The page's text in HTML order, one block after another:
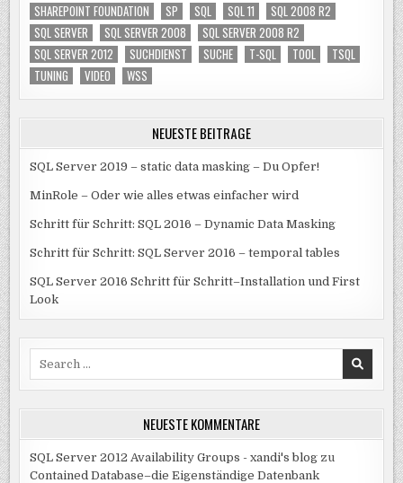
SHAREPOINT FOUNDATION
SP SQL SQL 11
SQL 2008 R2
SQL SERVER
SQL SERVER 2008
SQL SERVER 2008 R2
SQL SERVER 2012
SUCHDIENST SUCHE T-SQL TOOL
TSQL
TUNING
VIDEO WSS
NEUESTE BEITRÄGE
SQL Server 2019 – static data masking – Du Opfer!
MinRole – Oder wie alles etwas einfacher wird
Schritt für Schritt: SQL 2016 – Dynamic Data Masking
Schritt für Schritt: SQL Server 2016 – temporal tables
SQL Server 2016 Schritt für Schritt–Installation und First
Look
NEUESTE KOMMENTARE
SQL Server 2012 Availability Groups - xandi's blog zu
Contained Database–die Eigenständige Datenbank